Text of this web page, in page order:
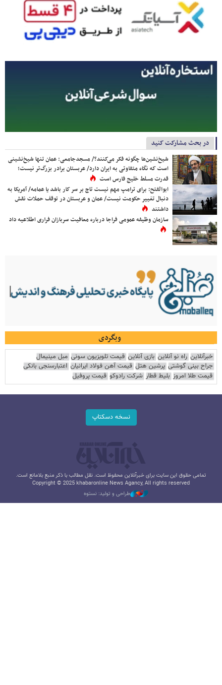
در بحث مشارکت کنید
شیخ‌نشین‌ها چگونه فکر می‌کنند؟/ مسجدجامعی: عمان تنها شیخ‌نشینی
است که نگاه متفاوتی به ایران دارد/ عربستان برادر بزرگ‌تر نیست؛
قدرت مسلط خلیج فارس است
ابوالفتح: برای ترامپ مهم نیست تاج بر سر کار باشد یا عمامه/ آمریکا به
دنبال تغییر حکومت نیست/ عمان و عربستان در توقف حملات نقش
داشتند
سازمان وظیفه عمومی فراجا درباره معافیت سربازان فراری اطلاعیه داد
وبگردی
خبرآنلاین راه نو آنلاین بازی آنلاین قیمت تلویزیون سونی مبل مینیمال
جراح بینی گوشتی پرشین هتل قیمت آهن فولاد ایرانیان اعتبارسنجی بانکی
قیمت طلا امروز بلیط قطار شرکت رادوکو قیمت پروفیل
نسخه دسکتاپ
تمامی حقوق این سایت برای خبرآنلاین محفوظ است. نقل مطالب با ذکر منبع بلامانع است.
Copyright © 2025 khabaronline News Agancy, All rights reserved
طراحی و تولید: نستوه